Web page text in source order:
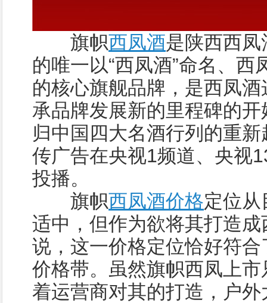
旗帜西凤酒是陕西西
的唯一以“西凤酒”命名、
的核心旗舰品牌，是西凤
承品牌发展新的里程碑的
归中国四大名酒行列的重
传广告在央视1频道、央视
投播。
旗帜西凤酒价格定位
适中，但作为欲将其打造
说，这一价格定位恰好符
价格带。虽然旗帜西凤上
着运营商对其的打造，户